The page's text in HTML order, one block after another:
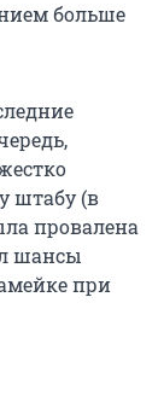
больше
штабу (в
провалена
шансы
при